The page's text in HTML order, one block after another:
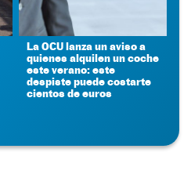
La OCU lanza un aviso a
quienes alquilen un coche
este verano: este
despiste puede costarte
cientos de euros